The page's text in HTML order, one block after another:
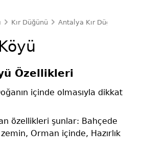
Kır Düğünü Antalya Kır Düğünü
Özellikleri
içinde olmasıyla dikkat
özellikleri şunlar: Bahçede
Orman içinde, Hazırlık